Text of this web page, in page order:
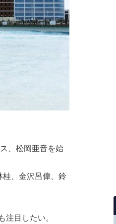
、松岡亜音を始
桂、金沢呂偉、鈴
目したい。